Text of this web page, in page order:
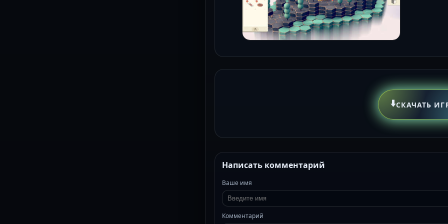
⬇️СКАЧАТЬ
Написать комментарий
Ваше имя
Комментарий